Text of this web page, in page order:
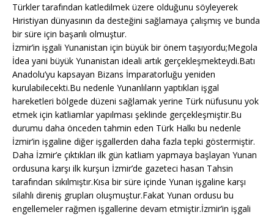
Türkler tarafından katledilmek üzere olduğunu söyleyerek
Hıristiyan dünyasının da desteğini sağlamaya çalışmış ve bunda
bir süre için başarılı olmuştur.
İzmir’in işgali Yunanistan için büyük bir önem taşıyordu;Megola
İdea yani büyük Yunanistan ideali artık gerçekleşmekteydi.Batı
Anadolu’yu kapsayan Bizans İmparatorluğu yeniden
kurulabilecekti.Bu nedenle Yunanlıların yaptıkları işgal
hareketleri bölgede düzeni sağlamak yerine Türk nüfusunu yok
etmek için katliamlar yapılması şeklinde gerçekleşmiştir.Bu
durumu daha önceden tahmin eden Türk Halkı bu nedenle
İzmir’in işgaline diğer işgallerden daha fazla tepki göstermiştir.
Daha İzmir’e çıktıkları ilk gün katliam yapmaya başlayan Yunan
ordusuna karşı ilk kurşun İzmir’de gazeteci hasan Tahsin
tarafından sıkılmıştır.Kısa bir süre içinde Yunan işgaline karşı
silahlı direniş grupları oluşmuştur.Fakat Yunan ordusu bu
engellemeler rağmen işgallerine devam etmiştir.İzmir’in işgali